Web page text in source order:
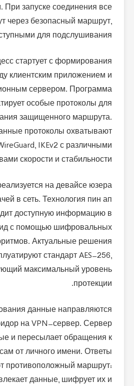
запуске соединения все
через безопасный маршрут,
для подслушивания.
стартует с формирования
клиентским приложением и
сервером. Программа
особые протоколы для
защищенного маршрута.
протоколы охватывают
IKEv2 с различными
скорости и стабильности.
на девайсе юзера
в сеть. Технология пин ап
доступную информацию в
с помощью шифровальных
Актуальные решения
стандарт AES-256,
максимальный уровень
протекции.
данные направляются
на VPN-сервер. Сервер
и пересылает обращения к
от личного имени. Ответы
противоположный маршрут:
данные, шифрует их и